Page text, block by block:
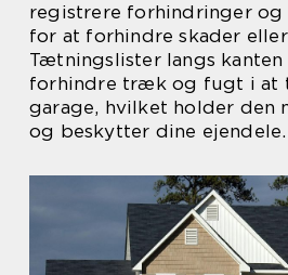
registrere forhindringer
for at forhindre skader
Tætningslister langs
forhindre træk og fugt i at
garage, hvilket holder den
og beskytter dine ejendele.